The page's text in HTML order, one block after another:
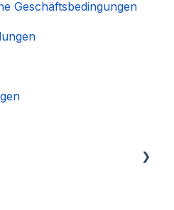
Geschäftsbedingungen